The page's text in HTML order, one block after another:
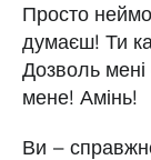
Просто
думаєш! Ти
Дозволь
мене! Амінь!
Ви –